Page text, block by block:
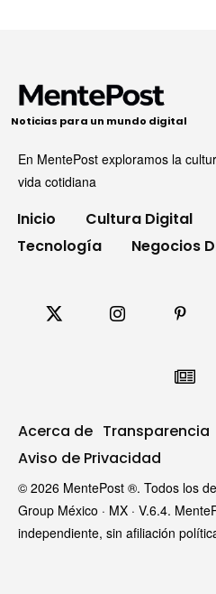
Noticias para un mundo digital
En MentePost exploramos la
vida cotidiana
Inicio Cultura Digital
Tecnología
Negocios
Acerca de Transparencia
Aviso de Privacidad
© 2026 MentePost ®. Todos los
Group México · MX · V.6.4.
independiente, sin afiliación